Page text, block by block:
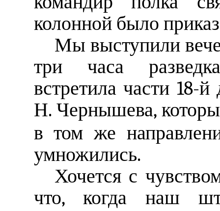
колонной было
Мы выступили
три часа
встретила части 18-
Н. Чернышева,
в том же
умножились.
Хочется с
что, когда наш